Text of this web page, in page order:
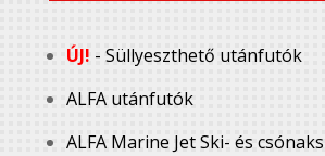
ÚJ! - Süllyeszthető utánfutók
ALFA utánfutók
ALFA Marine Jet Ski- és